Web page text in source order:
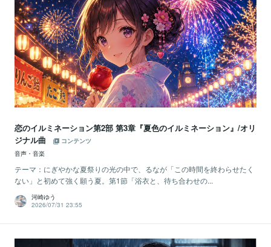
恋のイルミネーション第2部 第3章『夏色のイルミネーション』/オリ
ジナル曲
コンテンツ
音声・音楽
テーマ：にぎやかな夏祭りの光の中で、るなが「この時間を終わらせたく
ない」と初めて強く願う夏。第1節「浴衣と、待ち合わせの...
河崎ゆう
2026/07/31 23:55